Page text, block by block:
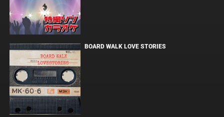
BOARD WALK LOVE STORIES